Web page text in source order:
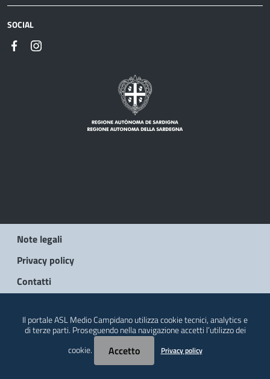
SOCIAL
Note legali
Privacy policy
Contatti
Il portale ASL Medio Campidano utilizza cookie tecnici, analytics e
di terze parti. Proseguendo nella navigazione accetti l’utilizzo dei
cookie.
Accetto Privacy policy